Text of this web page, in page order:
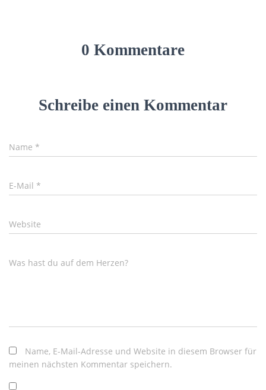
0 Kommentare
Schreibe einen Kommentar
Name *
E-Mail *
Website
Was hast du auf dem Herzen?
Name, E-Mail-Adresse und Website in diesem Browser für
meinen nächsten Kommentar speichern.